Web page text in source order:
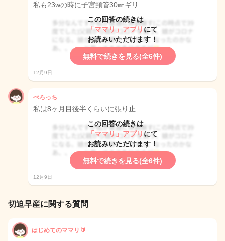
私も23wの時に子宮頸管30㎜ギリ…
この回答の続きは
「ママリ」アプリ にて
お読みいただけます！
無料で続きを見る(全6件)
12月9日
ぺろっち
私は8ヶ月目後半くらいに張り止…
この回答の続きは
「ママリ」アプリ にて
お読みいただけます！
無料で続きを見る(全6件)
12月9日
切迫早産に関する質問
はじめてのママリ🔰